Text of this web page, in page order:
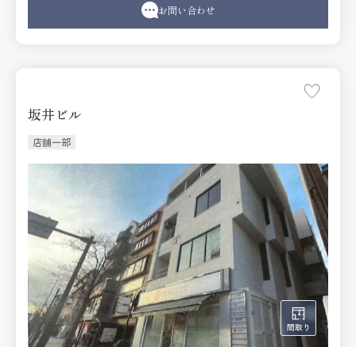
お問い合わせ
坂井ビル
店舗一部